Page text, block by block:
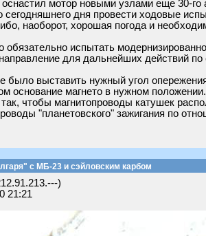
мотор новыми узлами еще 30-го
сегодняшнего дня провести ходовые
наоборот, хорошая погода и
испытать
для дальнейших действий по
было выставить нужный угол
основание магнето в нужном положении.
так, чтобы магнитопроводы катушек
"планетовского" зажигания по
с МБ-23 и сэйловским карбом
)
21:21